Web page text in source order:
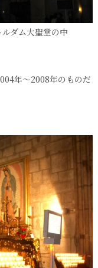
ダム大聖堂の中
年～2008年のものだ